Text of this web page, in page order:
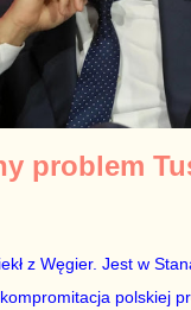
problem
z Węgier. Jest w
polskiej